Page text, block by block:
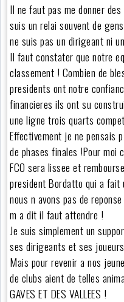
Il ne faut pas me donner
suis un relai souvent de
ne suis pas un dirigeant ni
Il faut constater que notre
classement ! Combien de
presidents ont notre
financieres ils ont su
une ligne trois quarts
Effectivement je ne pensais
de phases finales !Pour moi
FCO sera lissee et
president Bordatto qui a
nous n avons pas de
m a dit il faut attendre !
Je suis simplement un
ses dirigeants et ses
Mais pour revenir a nos
de clubs aient de telles
GAVES ET DES VALLEES !